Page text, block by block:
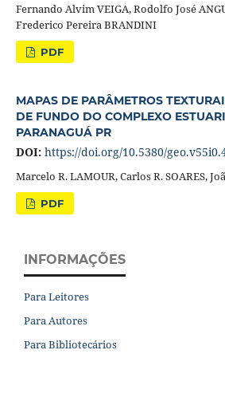
Fernando Alvim VEIGA, Rodolfo José
Frederico Pereira BRANDINI
PDF
MAPAS DE PARÂMETROS
DE FUNDO DO COMPLEXO
PARANAGUÁ PR
DOI: https://doi.org/10.5380/
Marcelo R. LAMOUR, Carlos R. SOARES,
PDF
INFORMAÇÕES
Para Leitores
Para Autores
Para Bibliotecários